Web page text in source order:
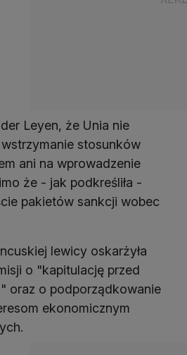
Leyen, że Unia nie
stosunków
ani na wprowadzenie
że - jak podkreśliła -
pakietów sankcji wobec
lewicy oskarżyła
o "kapitulację przed
oraz o podporządkowanie
ekonomicznym